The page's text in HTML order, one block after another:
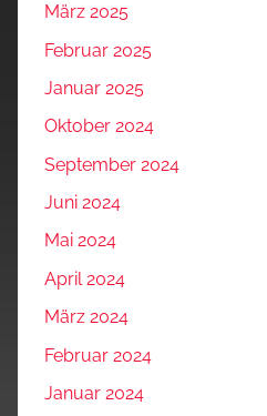
März 2025
Februar 2025
Januar 2025
Oktober 2024
September 2024
Juni 2024
Mai 2024
April 2024
März 2024
Februar 2024
Januar 2024